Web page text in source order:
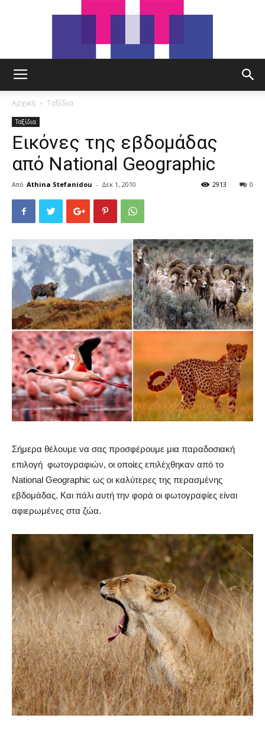
Αρχική Ταξίδια
Ταξίδια
Εικόνες της εβδομάδας
από National Geographic
Από Athina Stefanidou - Δεκ 1, 2010 0
2913
Σήμερα θέλουμε να σας προσφέρουμε μια παραδοσιακή
επιλογή φωτογραφιών, οι οποίες επιλέχθηκαν από το
National Geographic ως οι καλύτερες της περασμένης
εβδομάδας. Και πάλι αυτή την φορά οι φωτογραφίες είναι
αφιερωμένες στα ζώα.